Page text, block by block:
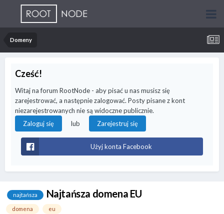
Domeny
Cześć!
Witaj na forum RootNode - aby pisać u nas musisz się
zarejestrować, a następnie zalogować. Posty pisane z kont
niezarejestrowanych nie są widoczne publicznie.
Zaloguj się
lub Zarejestruj się
Użyj konta Facebook
najtańsza Najtańsza domena EU
domena eu